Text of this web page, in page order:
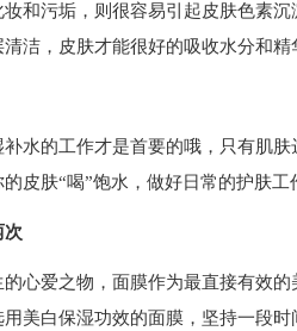
和污垢，则很容易引起皮肤色素
洁，皮肤才能很好的吸收水分和精
水的工作才是首要的哦，只有肌
皮肤“喝”饱水，做好日常的护肤工
次
心爱之物，面膜作为最直接有效
美白保湿功效的面膜，坚持一段时